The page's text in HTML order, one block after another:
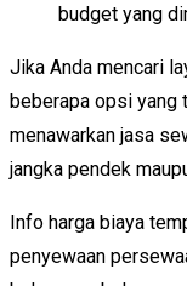
budget yang
Jika Anda mencari
beberapa opsi yang
menawarkan jasa
jangka pendek
Info harga biaya
penyewaan